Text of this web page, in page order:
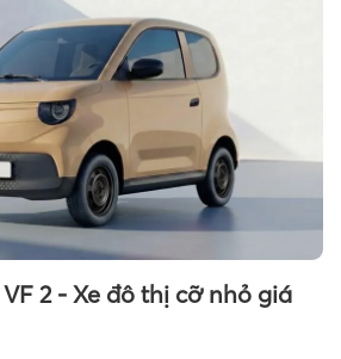
2 - Xe đô thị cỡ nhỏ giá